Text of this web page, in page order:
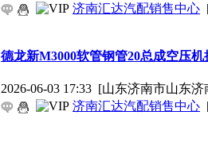
济南汇达汽配销售中心
德龙新M3000软管钢管20总成空压
2026-06-03 17:33 [山东济南市山东
济南汇达汽配销售中心